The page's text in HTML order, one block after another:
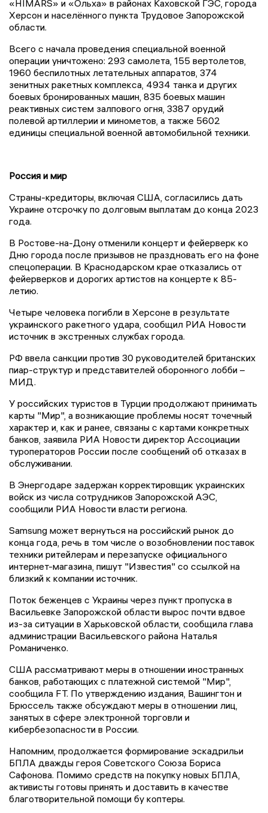
«HIMARS» и «Ольха» в районах Каховской ГЭС, города
Херсон и населённого пункта Трудовое Запорожской
области.
Всего с начала проведения специальной военной
операции уничтожено: 293 самолета, 155 вертолетов,
1960 беспилотных летательных аппаратов, 374
зенитных ракетных комплекса, 4934 танка и других
боевых бронированных машин, 835 боевых машин
реактивных систем залпового огня, 3387 орудий
полевой артиллерии и минометов, а также 5602
единицы специальной военной автомобильной техники.
Россия и мир
Страны-кредиторы, включая США, согласились дать
Украине отсрочку по долговым выплатам до конца 2023
года.
В Ростове-на-Дону отменили концерт и фейерверк ко
Дню города после призывов не праздновать его на фоне
спецоперации. В Краснодарском крае отказались от
фейерверков и дорогих артистов на концерте к 85-
летию.
Четыре человека погибли в Херсоне в результате
украинского ракетного удара, сообщил РИА Новости
источник в экстренных службах города.
РФ ввела санкции против 30 руководителей британских
пиар-структур и представителей оборонного лобби –
МИД.
У российских туристов в Турции продолжают принимать
карты "Мир", а возникающие проблемы носят точечный
характер и, как и ранее, связаны с картами конкретных
банков, заявила РИА Новости директор Ассоциации
туроператоров России после сообщений об отказах в
обслуживании.
В Энергодаре задержан корректировщик украинских
войск из числа сотрудников Запорожской АЭС,
сообщили РИА Новости власти региона.
Samsung может вернуться на российский рынок до
конца года, речь в том числе о возобновлении поставок
техники ритейлерам и перезапуске официального
интернет-магазина, пишут "Известия" со ссылкой на
близкий к компании источник.
Поток беженцев с Украины через пункт пропуска в
Васильевке Запорожской области вырос почти вдвое
из-за ситуации в Харьковской области, сообщила глава
администрации Васильевского района Наталья
Романиченко.
США рассматривают меры в отношении иностранных
банков, работающих с платежной системой "Мир",
сообщила FT. По утверждению издания, Вашингтон и
Брюссель также обсуждают меры в отношении лиц,
занятых в сфере электронной торговли и
кибербезопасности в России.
Напомним, продолжается формирование эскадрильи
БПЛА дважды героя Советского Союза Бориса
Сафонова. Помимо средств на покупку новых БПЛА,
активисты готовы принять и доставить в качестве
благотворительной помощи бу коптеры.